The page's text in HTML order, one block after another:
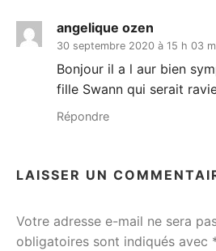
angelique ozen
30 septembre 2020 à 15 h 03
Bonjour il a l aur bien
fille Swann qui serait
Répondre
LAISSER UN
Votre adresse e-mail ne sera
obligatoires sont indiqués avec